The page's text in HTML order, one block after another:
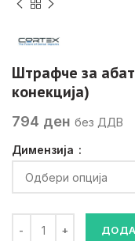
Штрафче за
конекција)
794 ден без ДДВ
Димензија